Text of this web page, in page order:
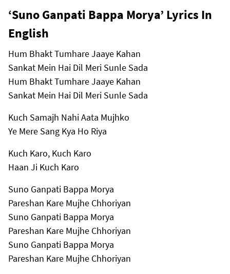
‘Suno Ganpati Bappa Morya’ Lyrics In
English
Hum Bhakt Tumhare Jaaye Kahan
Sankat Mein Hai Dil Meri Sunle Sada
Hum Bhakt Tumhare Jaaye Kahan
Sankat Mein Hai Dil Meri Sunle Sada
Kuch Samajh Nahi Aata Mujhko
Ye Mere Sang Kya Ho Riya
Kuch Karo, Kuch Karo
Haan Ji Kuch Karo
Suno Ganpati Bappa Morya
Pareshan Kare Mujhe Chhoriyan
Suno Ganpati Bappa Morya
Pareshan Kare Mujhe Chhoriyan
Suno Ganpati Bappa Morya
Pareshan Kare Mujhe Chhoriyan